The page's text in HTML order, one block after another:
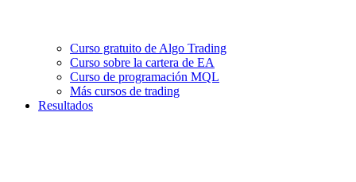
Curso gratuito de Algo Trading
Curso sobre la cartera de EA
Curso de programación MQL
Más cursos de trading
Resultados